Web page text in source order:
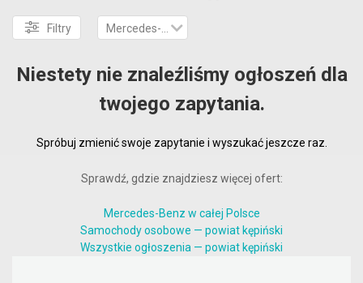
Filtry Mercedes-Benz
Niestety nie znaleźliśmy ogłoszeń dla
twojego zapytania.
Spróbuj zmienić swoje zapytanie i wyszukać jeszcze raz.
Sprawdź, gdzie znajdziesz więcej ofert:
Mercedes-Benz w całej Polsce
Samochody osobowe — powiat kępiński
Wszystkie ogłoszenia — powiat kępiński